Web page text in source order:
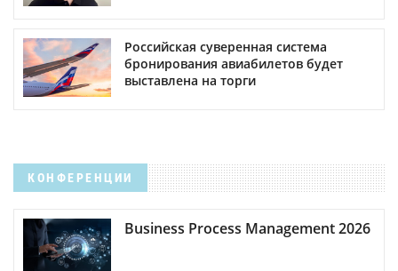
Российская суверенная система
бронирования авиабилетов будет
выставлена на торги
КОНФЕРЕНЦИИ
Business Process Management 2026